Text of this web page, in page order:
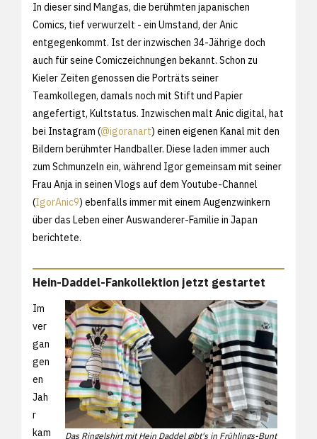
In dieser sind Mangas, die berühmten japanischen
Comics, tief verwurzelt - ein Umstand, der Anic
entgegenkommt. Ist der inzwischen 34-Jährige doch
auch für seine Comiczeichnungen bekannt. Schon zu
Kieler Zeiten genossen die Porträts seiner
Teamkollegen, damals noch mit Stift und Papier
angefertigt, Kultstatus. Inzwischen malt Anic digital, hat
bei Instagram (@igoranart) einen eigenen Kanal mit den
Bildern berühmter Handballer. Diese laden immer auch
zum Schmunzeln ein, während Igor gemeinsam mit seiner
Frau Anja in seinen Vlogs auf dem Youtube-Channel
(IgorAnic9) ebenfalls immer mit einem Augenzwinkern
über das Leben einer Auswanderer-Familie in Japan
berichtete.
Hein-Daddel-Fankollektion jetzt gestartet
Das Ringelshirt mit Hein Daddel gibt's in Frühlings-Bunt
Im
ver
gan
gen
en
Jah
r
kam